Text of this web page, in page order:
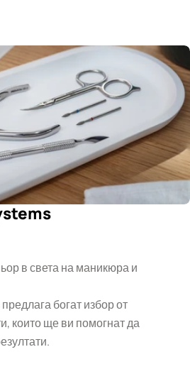
в света на маникюра и
богат избор от
които ще ви помогнат да